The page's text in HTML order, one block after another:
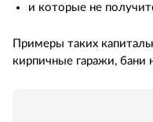
и которые не
Примеры таких
кирпичные гаражи, бани